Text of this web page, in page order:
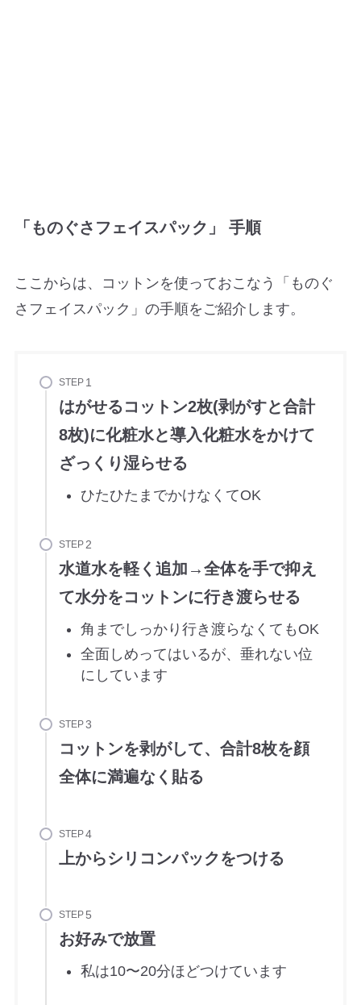
「ものぐさフェイスパック」 手順
ここからは、コットンを使っておこなう「ものぐ
さフェイスパック」の手順をご紹介します。
STEP
はがせるコットン2枚(剥がすと合計
8枚)に化粧水と導入化粧水をかけて
ざっくり湿らせる
ひたひたまでかけなくてOK
STEP
水道水を軽く追加→全体を手で抑え
て水分をコットンに行き渡らせる
角までしっかり行き渡らなくてもOK
全面しめってはいるが、垂れない位
にしています
STEP
コットンを剥がして、合計8枚を顔
全体に満遍なく貼る
STEP
上からシリコンパックをつける
STEP
お好みで放置
私は10〜20分ほどつけています